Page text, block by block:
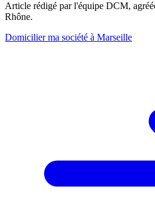
Article rédigé par l'équipe DCM,
Rhône.
Domicilier ma société à Marseille